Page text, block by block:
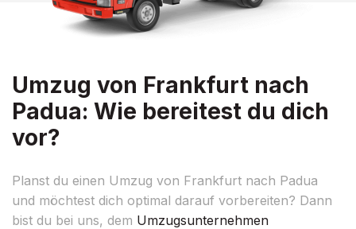
Umzug von Frankfurt nach
Padua: Wie bereitest du dich
vor?
Planst du einen Umzug von Frankfurt nach Padua
und möchtest dich optimal darauf vorbereiten? Dann
bist du bei uns, dem Umzugsunternehmen